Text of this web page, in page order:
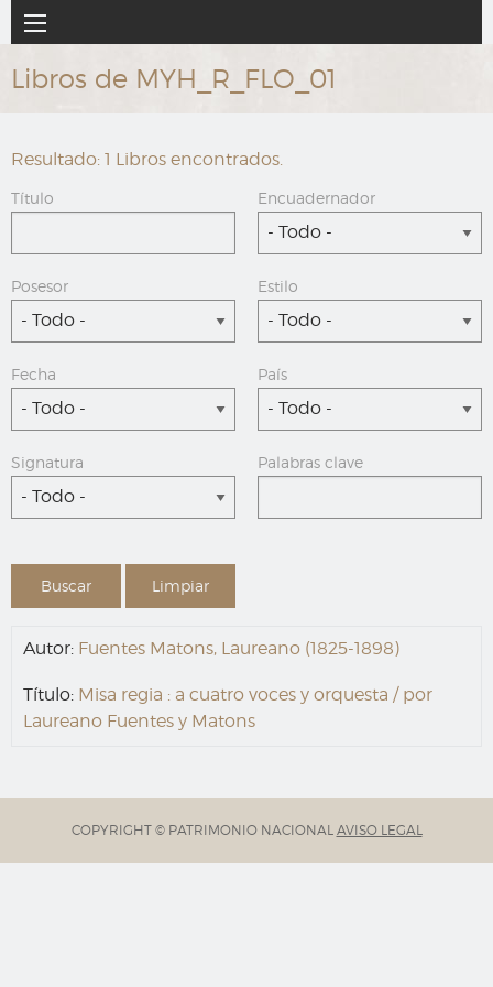
al
contenido
principal
Navegación
principal
Libros de MYH_R_FLO_01
Resultado: 1 Libros encontrados.
Título Encuadernador
- Todo -
Posesor
- Todo -
Estilo
- Todo -
Fecha
- Todo -
País
- Todo -
Signatura
- Todo -
Palabras clave
Autor: Fuentes Matons, Laureano (1825-1898)
Título: Misa regia : a cuatro voces y orquesta / por
Laureano Fuentes y Matons
COPYRIGHT © PATRIMONIO NACIONAL AVISO LEGAL